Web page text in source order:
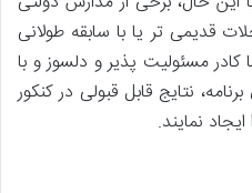
قدیمی تر یا با سابقه طولانی
کادر مسئولیت پذیر و دلسوز و با
نتایج قابل قبولی در کنکور
نمایند.